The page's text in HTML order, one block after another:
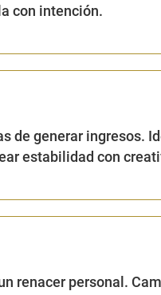
con intención.
de generar ingresos.
estabilidad con
renacer personal.